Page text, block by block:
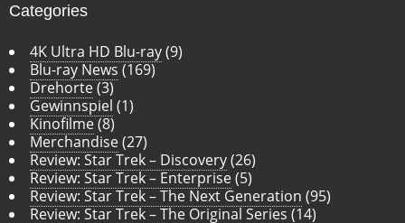
Categories
4K Ultra HD Blu-ray(9)
Blu-ray News (169)
Drehorte(3)
Gewinnspiel (1)
Kinofilme(8)
Merchandise(27)
Review: Star Trek – Discovery(26)
Review: Star Trek – Enterprise(5)
Review: Star Trek – The Next Generation (95)
Review: Star Trek – The Original Series (14)